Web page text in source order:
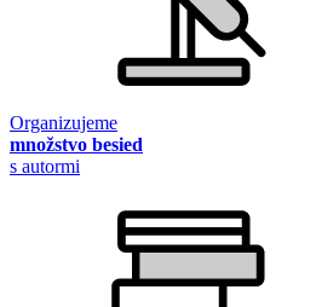
Organizujeme
množstvo besied
s autormi